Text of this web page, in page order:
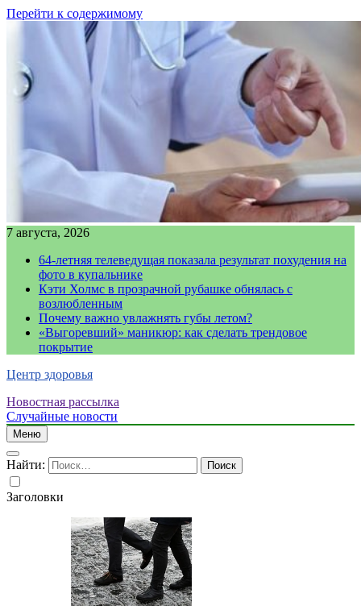
Перейти к содержимому
7 августа, 2026
64-летняя телеведущая показала результат похудения на
фото в купальнике
Кэти Холмс в прозрачной рубашке обнялась с
возлюбленным
Почему важно увлажнять губы летом?
«Выгоревший» маникюр: как сделать трендовое
покрытие
Центр здоровья
Новостная рассылка
Случайные новости
Меню
Найти:
Заголовки